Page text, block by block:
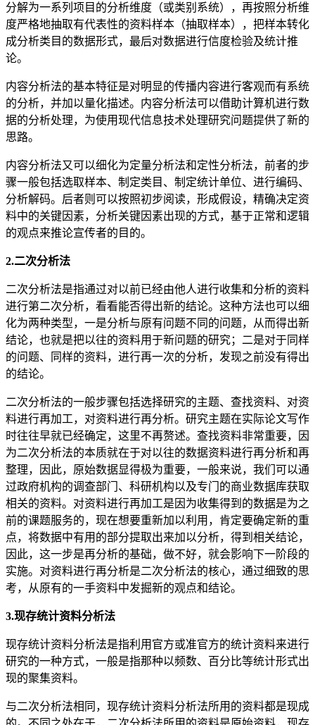
分解为一系列项目的分析维度（或类别系统），再按照分析维
度严格地抽取有代表性的资料样本（抽取样本），把样本转化
成分析类目的数据形式，最后对数据进行信度检验及统计推
论。
内容分析法的基本特征是对明显的传播内容进行客观而有系统
的分析，并加以量化描述。内容分析法可以借助计算机进行数
据的分析处理，为使用现代信息技术处理研究问题提供了新的
思路。
内容分析法又可以细化为定量分析法和定性分析法，前者的步
骤一般包括选取样本、制定类目、制定统计单位、进行编码、
分析解码。后者则可以按照初步阅读，形成假设，精确决定资
料中的关键因素，分析关键因素出现的方式，基于正常和逻辑
的观点来推论宣传者的目的。
2.二次分析法
二次分析法是指通过对以前已经由他人进行收集和分析的资料
进行第二次分析，看看能否得出新的结论。这种方法也可以细
化为两种类型，一是分析与原有问题不同的问题，从而得出新
结论，也就是把以往的资料用于新问题的研究；二是对于同样
的问题、同样的资料，进行再一次的分析，发现之前没有得出
的结论。
二次分析法的一般步骤包括选择研究的主题、查找资料、对资
料进行再加工，对资料进行再分析。研究主题在实际论文写作
时往往早就已经确定，这里不再赘述。查找资料非常重要，因
为二次分析法的本质就在于对以往的数据资料进行再分析和再
整理，因此，原始数据显得极为重要，一般来说，我们可以通
过政府机构的调查部门、科研机构以及专门的商业数据库获取
相关的资料。对资料进行再加工是因为收集得到的数据是为之
前的课题服务的，现在想要重新加以利用，肯定要确定新的重
点，将数据中有用的部分提取出来加以分析，得到相关结论，
因此，这一步是再分析的基础，做不好，就会影响下一阶段的
实施。对资料进行再分析是二次分析法的核心，通过细致的思
考，从原有的一手资料中发掘新的观点和结论。
3.现存统计资料分析法
现存统计资料分析法是指利用官方或准官方的统计资料来进行
研究的一种方式，一般是指那种以频数、百分比等统计形式出
现的聚集资料。
与二次分析法相同，现存统计资料分析法所用的资料都是现成